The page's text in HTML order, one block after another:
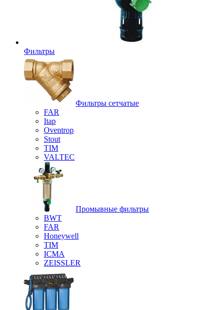
Фильтры
Фильтры сетчатые
FAR
Itap
Oventrop
Stout
TIM
VALTEC
Промывные фильтры
BWT
FAR
Honeywell
TIM
ICMA
ZEISSLER